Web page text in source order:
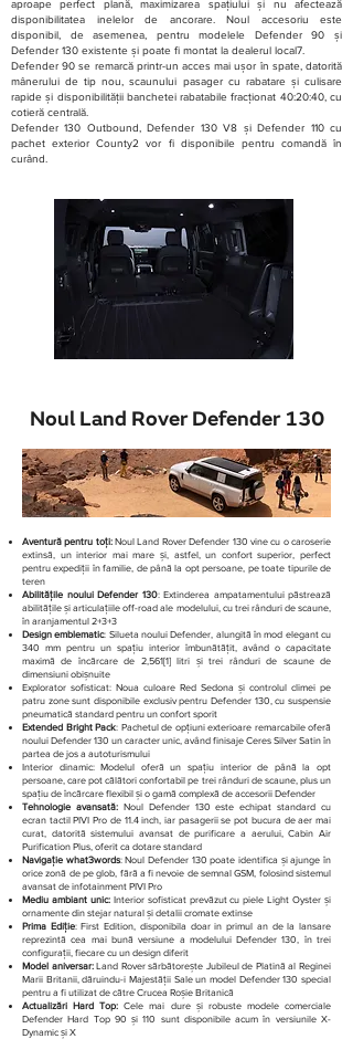
aproape perfect plană, maximizarea spațiului și nu afectează
disponibilitatea inelelor de ancorare. Noul accesoriu este
disponibil, de asemenea, pentru modelele Defender 90 și
Defender 130 existente și poate fi montat la dealerul local7.
Defender 90 se remarcă printr-un acces mai ușor în spate, datorită
mânerului de tip nou, scaunului pasager cu rabatare și culisare
rapide și disponibilității banchetei rabatabile fracționat 40:20:40, cu
cotieră centrală.
Defender 130 Outbound, Defender 130 V8 și Defender 110 cu
pachet exterior County2 vor fi disponibile pentru comandă în
curând.
Noul Land Rover Defender 130
Aventură pentru toți:Noul Land Rover Defender 130 vine cu o caroserie
extinsă, un interior mai mare și, astfel, un confort superior, perfect
pentru expediții în familie, de până la opt persoane, pe toate tipurile de
teren
Abilitățile noului Defender 130: Extinderea ampatamentului păstrează
abilitățile și articulațiile off-road ale modelului, cu trei rânduri de scaune,
în aranjamentul 2+3+3
Design emblematic: Silueta noului Defender, alungită în mod elegant cu
340 mm pentru un spațiu interior îmbunătățit, având o capacitate
maximă de încărcare de 2,561[1] litri și trei rânduri de scaune de
dimensiuni obișnuite
Explorator sofisticat: Noua culoare Red Sedona și controlul climei pe
patru zone sunt disponibile exclusiv pentru Defender 130, cu suspensie
pneumatică standard pentru un confort sporit
Extended Bright Pack: Pachetul de opțiuni exterioare remarcabile oferă
noului Defender 130 un caracter unic, având finisaje Ceres Silver Satin în
partea de jos a autoturismului
Interior dinamic: Modelul oferă un spațiu interior de până la opt
persoane, care pot călători confortabil pe trei rânduri de scaune, plus un
spațiu de încărcare flexibil și o gamă complexă de accesorii Defender
Tehnologie avansată:Noul Defender 130 este echipat standard cu
ecran tactil PIVI Pro de 11.4 inch, iar pasagerii se pot bucura de aer mai
curat, datorită sistemului avansat de purificare a aerului, Cabin Air
Purification Plus, oferit ca dotare standard
Navigație what3words: Noul Defender 130 poate identifica și ajunge în
orice zonă de pe glob, fără a fi nevoie de semnal GSM, folosind sistemul
avansat de infotainment PIVI Pro
Mediu ambiant unic: Interior sofisticat prevăzut cu piele Light Oyster și
ornamente din stejar natural și detalii cromate extinse
Prima Ediție: First Edition, disponibila doar in primul an de la lansare
reprezintă cea mai bună versiune a modelului Defender 130, în trei
configurații, fiecare cu un design diferit
Model aniversar:Land Rover sărbătorește Jubileul de Platină al Reginei
Marii Britanii, dăruindu-i Majestății Sale un model Defender 130 special
pentru a fi utilizat de către Crucea Roșie Britanică
Actualizări Hard Top: Cele mai dure și robuste modele comerciale
Defender Hard Top 90 și 110 sunt disponibile acum în versiunile X-
Dynamic și X